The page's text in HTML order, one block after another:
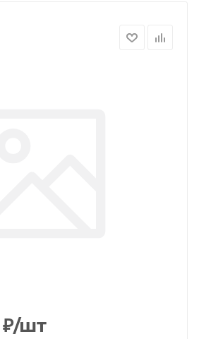
₽/шт